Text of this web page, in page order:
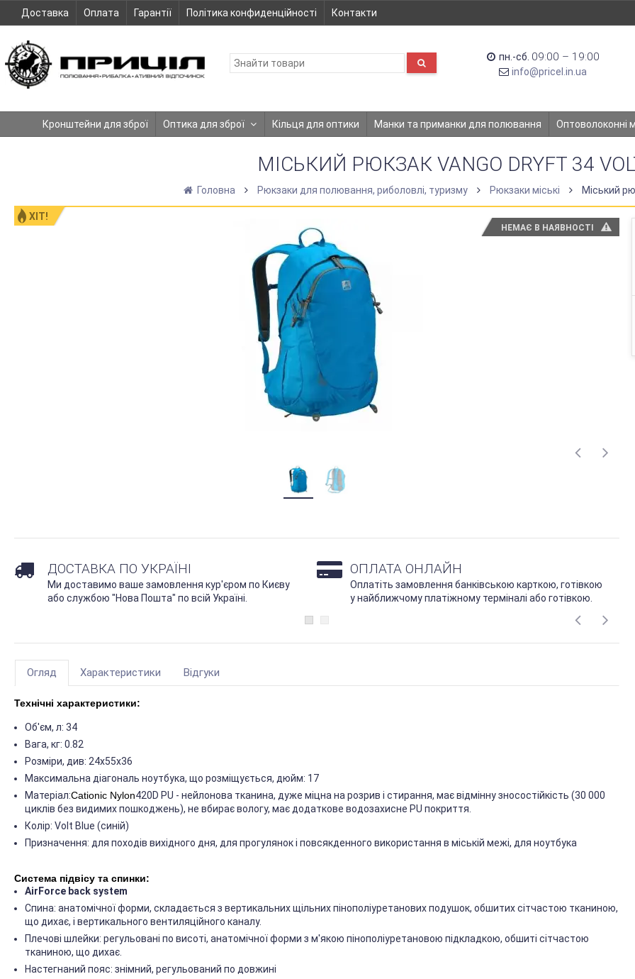
Доставка Оплата Гарантії Політика конфиденційності Контакти
пн.-сб. 09:00 – 19:00
info@pricel.in.ua
Кронштейни для зброї Оптика для зброї Кільця для оптики Манки та приманки для полювання Оптоволоконні
МІСЬКИЙ РЮКЗАК VANGO DRYFT 34
Головна Рюкзаки для полювання, риболовлі, туризму Рюкзаки міські Міський
ХІТ!
НЕМАЄ В НАЯВНОСТІ
ДОСТАВКА ПО УКРАЇНІ
Ми доставимо ваше замовлення кур'єром по Києву
або службою "Нова Пошта" по всій Україні.
ОПЛАТА ОНЛАЙН
Оплатіть замовлення банківською карткою, готівкою
у найближчому платіжному терміналі або готівкою.
Огляд Характеристики Відгуки
Технічні характеристики:
Об'єм, л: 34
Вага, кг: 0.82
Розміри, див: 24х55х36
Максимальна діагональ ноутбука, що розміщується, дюйм: 17
Матеріал:Cationic Nylon420D PU - нейлонова тканина, дуже міцна на розрив і стирання, має відмінну зносостійкість (30 000
циклів без видимих пошкоджень), не вбирає вологу, має додаткове водозахисне PU покриття.
Колір: Volt Blue (синій)
Призначення: для походів вихідного дня, для прогулянок і повсякденного використання в міській межі, для ноутбука
Система підвісу та спинки:
AirForce back system
Спина: анатомічної форми, складається з вертикальних щільних пінополіуретанових подушок, обшитих сітчастою тканиною,
що дихає, і вертикального вентиляційного каналу.
Плечові шлейки: регульовані по висоті, анатомічної форми з м'якою пінополіуретановою підкладкою, обшиті сітчастою
тканиною, що дихає.
Настегнаний пояс: знімний, регульований по довжині